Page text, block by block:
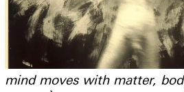
mind moves with matter,